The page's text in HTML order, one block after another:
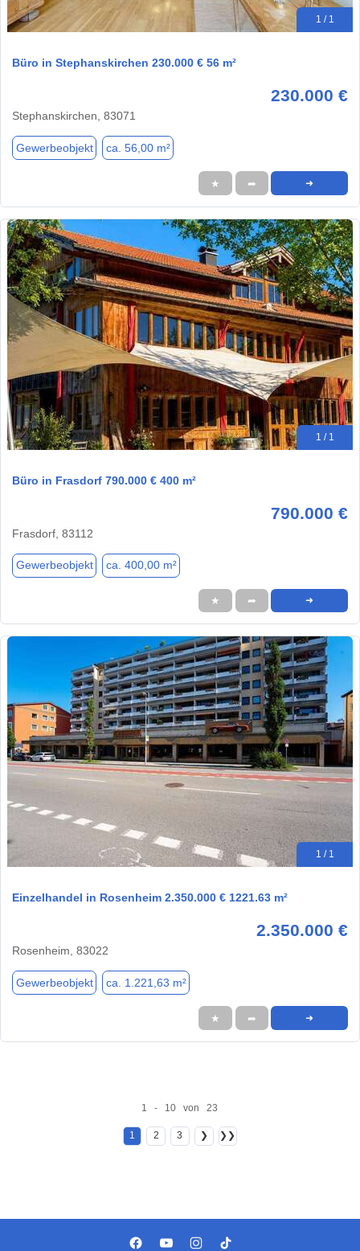
1 / 1
Büro in Stephanskirchen 230.000 € 56 m²
230.000 €
Stephanskirchen, 83071
Gewerbeobjekt ca. 56,00 m²
★ ➦ ➜
1 / 1
Büro in Frasdorf 790.000 € 400 m²
790.000 €
Frasdorf, 83112
Gewerbeobjekt ca. 400,00 m²
★ ➦ ➜
1 / 1
Einzelhandel in Rosenheim 2.350.000 € 1221.63 m²
2.350.000 €
Rosenheim, 83022
Gewerbeobjekt ca. 1.221,63 m²
★ ➦ ➜
1 - 10 von 23
1 2 3 ❯ ❯❯